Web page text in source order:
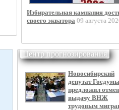
Избирательная кампания
своего экватора 09 августа
Центр прогнозирования
Новосибирский
депутат Госдумы
предложил
выдачу ВНЖ
трудовым